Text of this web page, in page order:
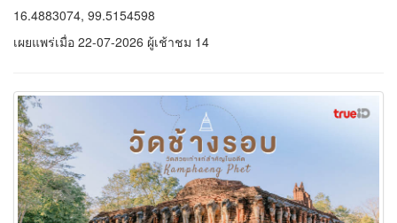
16.4883074, 99.5154598
เผยแพร่เมื่อ 22-07-2026 ผู้เช้าชม 14